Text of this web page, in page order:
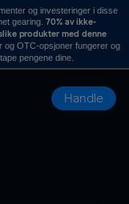
og investeringer i disse
gearing. 70% av ikke-
produkter med denne
og OTC-opsjoner fungerer og
pengene dine.
Handle